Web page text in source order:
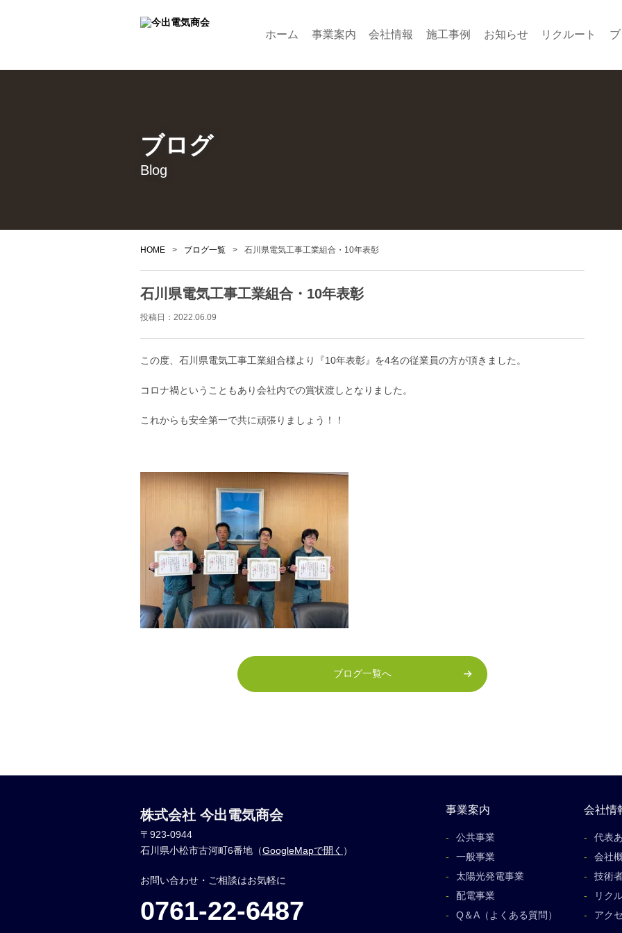
ホーム 事業案内 会社情報 施工事例 お知らせ リクルート
ブログ
Blog
HOME > ブログ一覧 > 石川県電気工事工業組合・10年表彰
石川県電気工事工業組合・10年表彰
投稿日： 2022.06.09
この度、石川県電気工事工業組合様より『10年表彰』を4名の従業員の方が頂きました。
コロナ禍ということもあり会社内での賞状渡しとなりました。
これからも安全第一で共に頑張りましょう！！
ブログ一覧へ
事業案内
公共事業
一般事業
太陽光発電事業
配電事業
Q＆A（よくある質問）
会社情
代表
会社
技術
リク
アク
株式会社 今出電気商会
〒923-0944
石川県小松市古河町6番地（GoogleMapで開く ）
お問い合わせ・ご相談はお気軽に
0761-22-6487